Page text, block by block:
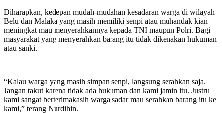
Diharapkan, kedepan mudah-mudahan kesadaran warga di wilayah
Belu dan Malaka yang masih memiliki senpi atau muhandak kian
meningkat mau menyerahkannya kepada TNI maupun Polri. Bagi
masyarakat yang menyerahkan barang itu tidak dikenakan hukuman
atau sanki.
“Kalau warga yang masih simpan senpi, langsung serahkan saja.
Jangan takut karena tidak ada hukuman dan kami jamin itu. Justru
kami sangat berterimakasih warga sadar mau serahkan barang itu ke
kami,” terang Nurdihin.